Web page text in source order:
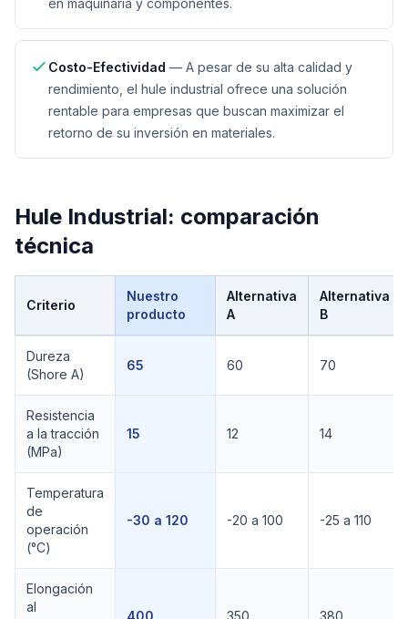
en maquinaria y componentes.
Costo-Efectividad — A pesar de su alta calidad y
rendimiento, el hule industrial ofrece una solución
rentable para empresas que buscan maximizar el
retorno de su inversión en materiales.
Hule Industrial: comparación
técnica
Criterio
Nuestro
producto
Alternativa
A
Alternativa
B
Dureza
(Shore A)
65 60 70
Resistencia
a la tracción
(MPa)
15 12 14
Temperatura
de
operación
(°C)
-30 a 120 -20 a 100 -25 a 110
Elongación
al
400 350 380